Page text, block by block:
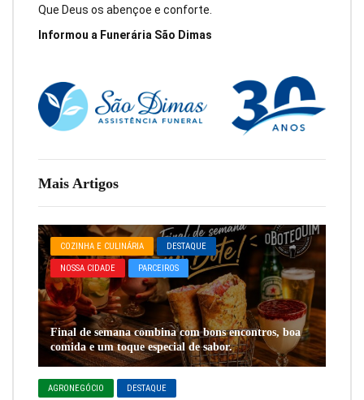
Mais Artigos
COZINHA E CULINÁRIA DESTAQUE
NOSSA CIDADE PARCEIROS
Final de semana combina com bons encontros, boa
comida e um toque especial de sabor.
AGRONEGÓCIO DESTAQUE
Que Deus os abençoe e conforte.
Informou a Funerária São Dimas